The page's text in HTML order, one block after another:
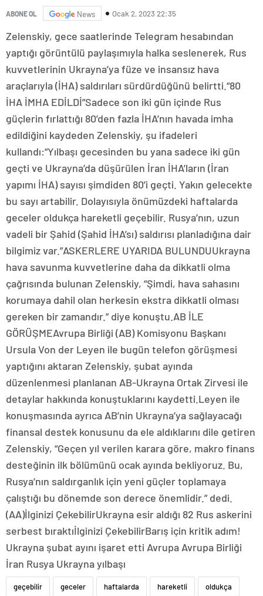
ABONE OL News Ocak 2, 2023 22:35
Zelenskiy, gece saatlerinde Telegram hesabından
yaptığı görüntülü paylaşımıyla halka seslenerek, Rus
kuvvetlerinin Ukrayna’ya füze ve insansız hava
araçlarıyla (İHA) saldırıları sürdürdüğünü belirtti.“80
İHA İMHA EDİLDİ”Sadece son iki gün içinde Rus
güçlerin fırlattığı 80’den fazla İHA’nın havada imha
edildiğini kaydeden Zelenskiy, şu ifadeleri
kullandı:“Yılbaşı gecesinden bu yana sadece iki gün
geçti ve Ukrayna’da düşürülen İran İHA’ların (İran
yapımı İHA) sayısı şimdiden 80’i geçti. Yakın gelecekte
bu sayı artabilir. Dolayısıyla önümüzdeki haftalarda
geceler oldukça hareketli geçebilir. Rusya’nın, uzun
vadeli bir Şahid (Şahid İHA’sı) saldırısı planladığına dair
bilgimiz var.”ASKERLERE UYARIDA BULUNDUUkrayna
hava savunma kuvvetlerine daha da dikkatli olma
çağrısında bulunan Zelenskiy, “Şimdi, hava sahasını
korumaya dahil olan herkesin ekstra dikkatli olması
gereken bir zamandır.” diye konuştu.AB İLE
GÖRÜŞMEAvrupa Birliği (AB) Komisyonu Başkanı
Ursula Von der Leyen ile bugün telefon görüşmesi
yaptığını aktaran Zelenskiy, şubat ayında
düzenlenmesi planlanan AB-Ukrayna Ortak Zirvesi ile
detaylar hakkında konuştuklarını kaydetti.Leyen ile
konuşmasında ayrıca AB’nin Ukrayna’ya sağlayacağı
finansal destek konusunu da ele aldıklarını dile getiren
Zelenskiy, “Geçen yıl verilen karara göre, makro finans
desteğinin ilk bölümünü ocak ayında bekliyoruz. Bu,
Rusya’nın saldırganlık için yeni güçler toplamaya
çalıştığı bu dönemde son derece önemlidir.” dedi.
(AA)İlginizi ÇekebilirUkrayna esir aldığı 82 Rus askerini
serbest bıraktıİlginizi ÇekebilirBarış için kritik adım!
Ukrayna şubat ayını işaret etti Avrupa Avrupa Birliği
İran Rusya Ukrayna yılbaşı
geçebilir geceler haftalarda hareketli oldukça